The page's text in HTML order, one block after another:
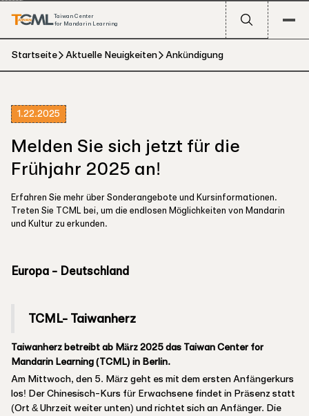
Taiwan Center
for Mandarin Learning
Startseite Aktuelle Neuigkeiten Ankündigung
1.22.2025
Melden Sie sich jetzt für die
Frühjahr 2025 an!
Erfahren Sie mehr über Sonderangebote und Kursinformationen.
Treten Sie TCML bei, um die endlosen Möglichkeiten von Mandarin
und Kultur zu erkunden.
Europa - Deutschland
TCML- Taiwanherz
Taiwanherz betreibt ab März 2025 das Taiwan Center for
Mandarin Learning (TCML) in Berlin.
Am Mittwoch, den 5. März geht es mit dem ersten Anfängerkurs
los! Der Chinesisch-Kurs für Erwachsene findet in Präsenz statt
(Ort & Uhrzeit weiter unten) und richtet sich an Anfänger. Die